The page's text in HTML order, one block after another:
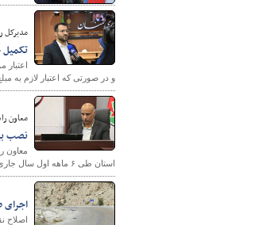
مدیرکل
تکمیل
و در صورتی که اعتبار لازم به مبلغ ۲۵۰ الی ۲۶۰ میلیارد تومان تأمین شود، حدود ۱۰ کیلومتر انتهای مسیر نیز بهره‌برداری خواهد
معاون
نصب بیش از ۲۱ هزار علایم
استان طی ۶ ماهه اول سال جاری خبر داد.
اجرای
اصلاح